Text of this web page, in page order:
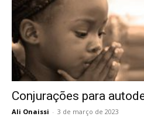
Conjurações para
Ali Onaissi - 3 de março de 2023